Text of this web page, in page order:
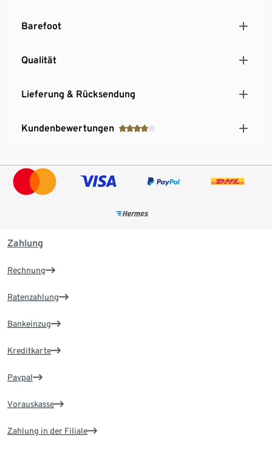
Barefoot
Qualität
Lieferung & Rücksendung
Kundenbewertungen
Zahlung
Rechnung
Ratenzahlung
Bankeinzug
Kreditkarte
Paypal
Vorauskasse
Zahlung in der Filiale